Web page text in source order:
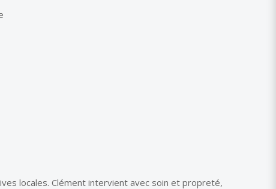
locales. Clément intervient avec soin et propreté,